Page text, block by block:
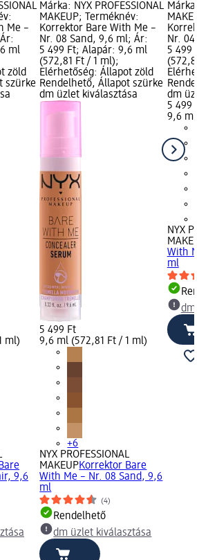
Me –
ml
zöld
szürke
ml)
9,6
Márka: NYX PROFESSIONAL
MAKEUP; Terméknév:
Korrektor Bare With Me –
Nr. 08 Sand, 9,6 ml; Ár:
5 499 Ft; Alapár: 9,6 ml
(572,81 Ft / 1 ml);
Elérhetőség: Állapot zöld
Rendelhető, Állapot szürke
dm üzlet kiválasztása
5 499 Ft
9,6 ml (572,81 Ft / 1 ml)
+6
NYX PROFESSIONAL
MAKEUPKorrektor Bare
With Me – Nr. 08 Sand, 9,6
ml
(4)
Rendelhető
dm üzlet kiválasztása
Márka:
Nr. 04
5 499
(572,81
dm
5 499 Ft
9,6 ml
NYX
MAKEUP
With Me
ml
dm